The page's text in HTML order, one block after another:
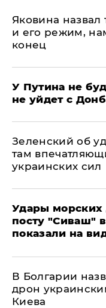
Яковина назвал
и его режим,
конец
У Путина не
не уйдет с
Зеленский об
там
украинских сил
Удары
посту "Сиваш"
показали на
В Болгарии
дрон
Киева